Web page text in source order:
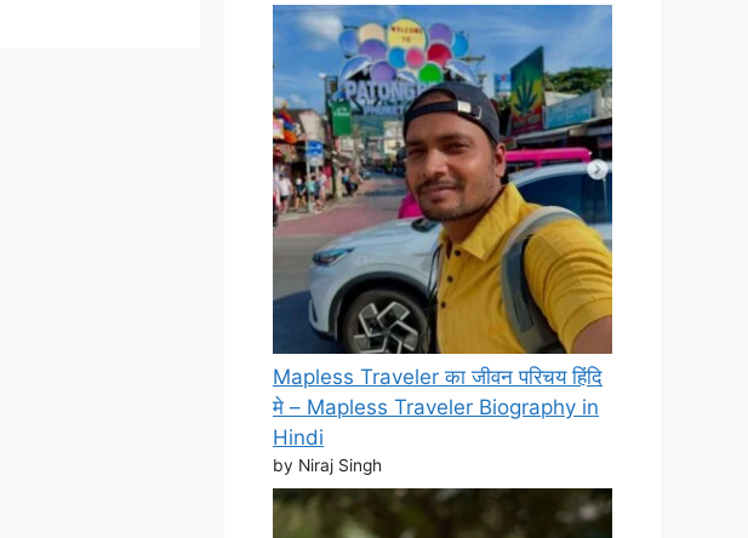
Mapless Traveler का जीवन परिचय हिंदि
मे – Mapless Traveler Biography in
Hindi
by Niraj Singh